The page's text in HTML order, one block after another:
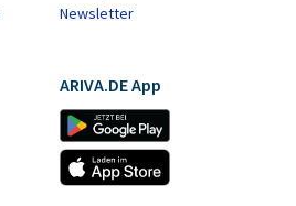
Newsletter
ARIVA.DE App